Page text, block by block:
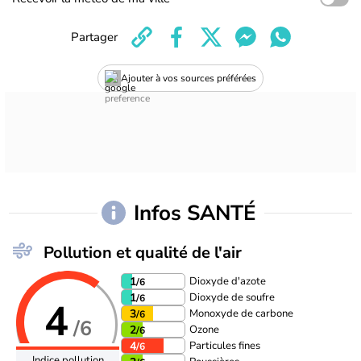
Ajouter à vos sources préférées
Partager
Infos SANTÉ
Pollution et qualité de l'air
4/6
1/6 Dioxyde d'azote
1/6 Dioxyde de soufre
3/6 Monoxyde de carbone
2/6 Ozone
4/6 Particules fines